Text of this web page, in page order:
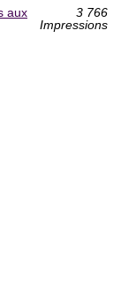
aux
3 766
Impressions